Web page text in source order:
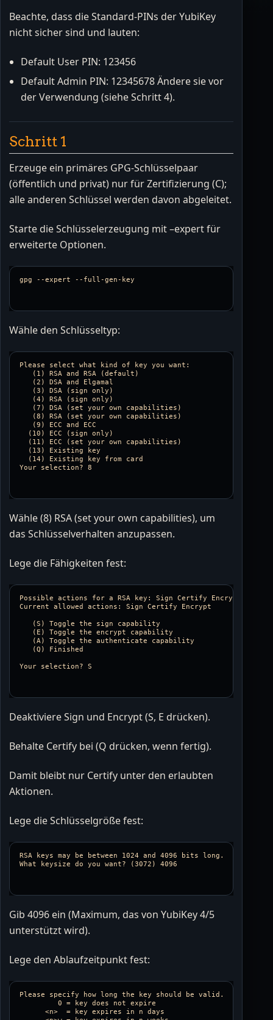
Beachte, dass die Standard-PINs der YubiKey
nicht sicher sind und lauten:
Default User PIN: 123456
Default Admin PIN: 12345678 Ändere sie vor
der Verwendung (siehe Schritt 4).
Schritt 1
Erzeuge ein primäres GPG-Schlüsselpaar
(öffentlich und privat) nur für Zertifizierung (C);
alle anderen Schlüssel werden davon abgeleitet.
Starte die Schlüsselerzeugung mit –expert für
erweiterte Optionen.
gpg --expert --full-gen-key
Wähle den Schlüsseltyp:
Please select what kind of key you want:
   (1) RSA and RSA (default)
   (2) DSA and Elgamal
   (3) DSA (sign only)
   (4) RSA (sign only)
   (7) DSA (set your own capabilities)
   (8) RSA (set your own capabilities)
   (9) ECC and ECC
  (10) ECC (sign only)
  (11) ECC (set your own capabilities)
  (13) Existing key
  (14) Existing key from card
Wähle (8) RSA (set your own capabilities), um
das Schlüsselverhalten anzupassen.
Lege die Fähigkeiten fest:
Possible actions for a RSA key: Sign Certify Encrypt
Current allowed actions: Sign Certify Encrypt
   (S) Toggle the sign capability
   (E) Toggle the encrypt capability
   (A) Toggle the authenticate capability
   (Q) Finished
Deaktiviere Sign und Encrypt (S, E drücken).
Behalte Certify bei (Q drücken, wenn fertig).
Damit bleibt nur Certify unter den erlaubten
Aktionen.
Lege die Schlüsselgröße fest:
RSA keys may be between 1024 and 4096 bits long.
Gib 4096 ein (Maximum, das von YubiKey 4/5
unterstützt wird).
Lege den Ablaufzeitpunkt fest:
Please specify how long the key should be valid.
         0 = key does not expire
      <n>  = key expires in n days